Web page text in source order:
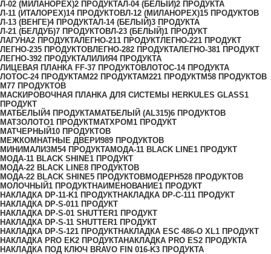
Л-02 (МИЛАНОРЕХ)2 ПРОДУКТАЛ-04 (БЕЛЫЙ)2 ПРОДУКТА
Л-11 (ИТАЛОРЕХ)14 ПРОДУКТОВЛ-12 (МИЛАНОРЕХ)15 ПРОДУКТОВ
Л-13 (ВЕНГЕ)4 ПРОДУКТАЛ-14 (БЕЛЫЙ)3 ПРОДУКТА
Л-21 (БЕЛДУБ)7 ПРОДУКТОВЛ-23 (БЕЛЫЙ)1 ПРОДУКТ
ЛАГУНА2 ПРОДУКТАЛЕГНО-211 ПРОДУКТЛЕГНО-221 ПРОДУКТ
ЛЕГНО-235 ПРОДУКТОВЛЕГНО-282 ПРОДУКТАЛЕГНО-381 ПРОДУКТ
ЛЕГНО-392 ПРОДУКТАЛИЛИЯ4 ПРОДУКТА
ЛИЦЕВАЯ ПЛАНКА FF-37 ПРОДУКТОВЛОТОС-14 ПРОДУКТА
ЛОТОС-24 ПРОДУКТАМ22 ПРОДУКТАМ221 ПРОДУКТМ58 ПРОДУКТОВ
М77 ПРОДУКТОВ
МАСКИРОВОЧНАЯ ПЛАНКА ДЛЯ СИСТЕМЫ HERKULES GLASS1
ПРОДУКТ
МАТБЕЛЫЙ4 ПРОДУКТАМАТБЕЛЫЙ (AL315)6 ПРОДУКТОВ
МАТЗОЛОТО1 ПРОДУКТМАТХРОМ1 ПРОДУКТ
МАТЧЕРНЫЙ10 ПРОДУКТОВ
МЕЖКОМНАТНЫЕ ДВЕРИ989 ПРОДУКТОВ
МИНИМАЛИЗМ54 ПРОДУКТАМОДА-11 BLACK LINE1 ПРОДУКТ
МОДА-11 BLACK SHINE1 ПРОДУКТ
МОДА-22 BLACK LINE8 ПРОДУКТОВ
МОДА-22 BLACK SHINE5 ПРОДУКТОВМОДЕРН528 ПРОДУКТОВ
МОЛОЧНЫЙ1 ПРОДУКТНАИМЕНОВАНИЕ1 ПРОДУКТ
НАКЛАДКА DP-11-K1 ПРОДУКТНАКЛАДКА DP-C-111 ПРОДУКТ
НАКЛАДКА DP-S-011 ПРОДУКТ
НАКЛАДКА DP-S-01 SHUTTER1 ПРОДУКТ
НАКЛАДКА DP-S-11 SHUTTER1 ПРОДУКТ
НАКЛАДКА DP-S-121 ПРОДУКТНАКЛАДКА ESC 486-O XL1 ПРОДУКТ
НАКЛАДКА PRO EK2 ПРОДУКТАНАКЛАДКА PRO ES2 ПРОДУКТА
НАКЛАДКА ПОД КЛЮЧ BRAVO FIN 016-K3 ПРОДУКТА